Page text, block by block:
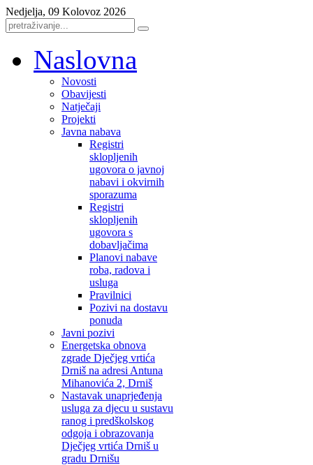
Nedjelja, 09 Kolovoz 2026
Naslovna
Novosti
Obavijesti
Natječaji
Projekti
Javna nabava
Registri
sklopljenih
ugovora o javnoj
nabavi i okvirnih
sporazuma
Registri
sklopljenih
ugovora s
dobavljačima
Planovi nabave
roba, radova i
usluga
Pravilnici
Pozivi na dostavu
ponuda
Javni pozivi
Energetska obnova
zgrade Dječjeg vrtića
Drniš na adresi Antuna
Mihanovića 2, Drniš
Nastavak unaprjeđenja
usluga za djecu u sustavu
ranog i predškolskog
odgoja i obrazovanja
Dječjeg vrtića Drniš u
gradu Drnišu